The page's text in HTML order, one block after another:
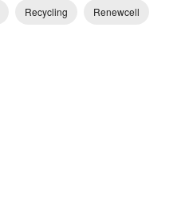
Recycling Renewcell